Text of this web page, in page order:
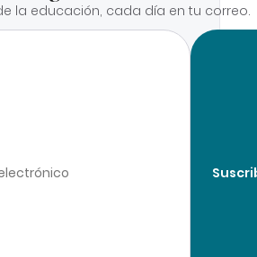
la educación, cada día en tu correo.